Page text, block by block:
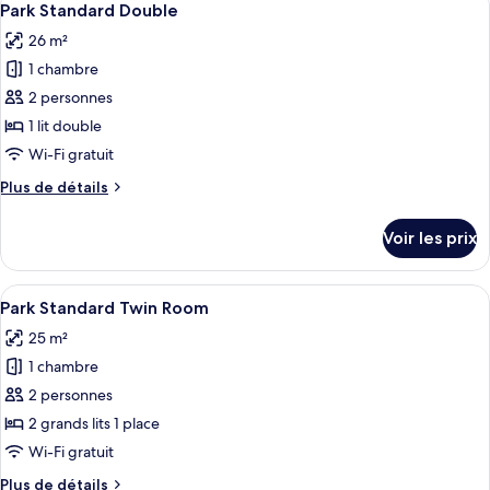
de
Inter
Deluxe
Room
toutes
les
photos
pour
ce
type
chambre :
Double
3
Park Standard Double
26 m²
1 chambre
2 personnes
1 lit double
Wi-Fi gratuit
Plus de détails
Plus
le
type
de
Park
Standard
Voir les prix
Afficher
toutes
les
photos
pour
ce
type
Une chambre d’hôtel moderne
4
Park Standard Twin Room
25 m²
1 chambre
2 personnes
2 grands lits 1 place
Wi-Fi gratuit
Plus de détails
Plus